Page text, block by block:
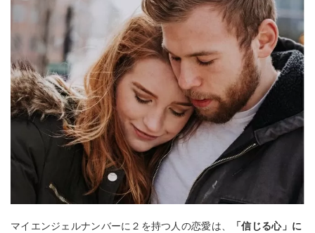
マイエンジェルナンバーに２を持つ人の恋愛は、
「信じる心」に